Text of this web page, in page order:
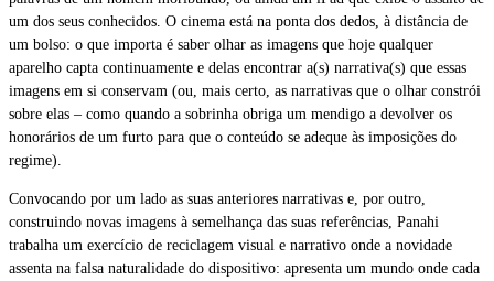
um dos seus conhecidos. O cinema está na ponta dos dedos, à distância de
um bolso: o que importa é saber olhar as imagens que hoje qualquer
aparelho capta continuamente e delas encontrar a(s) narrativa(s) que essas
imagens em si conservam (ou, mais certo, as narrativas que o olhar constrói
sobre elas – como quando a sobrinha obriga um mendigo a devolver os
honorários de um furto para que o conteúdo se adeque às imposições do
regime).
Convocando por um lado as suas anteriores narrativas e, por outro,
construindo novas imagens à semelhança das suas referências, Panahi
trabalha um exercício de reciclagem visual e narrativo onde a novidade
assenta na falsa naturalidade do dispositivo: apresenta um mundo onde cada